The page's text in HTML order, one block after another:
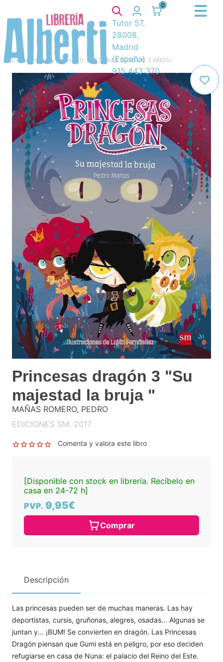
0
Tutor 57.
28008,
Madrid
(España)
915 443 370
Libros Infantil y juvenil 10. LECTURAS DESDE 6-7 AÑOS/
Princesas dragón 3 "Su
majestad la bruja "
MAÑAS ROMERO, PEDRO
EDICIONES SM. 2017
Comenta y valora este libro
[Disponible con stock en librería. Recíbelo en
casa en 24-72 h]
PVP. 9,95€
Comprar
Descripción
Las princesas pueden ser de muchas maneras. Las hay
deportistas, cursis, gruñonas, alegres, osadas... Algunas se
juntan y... ¡BUM! Se convierten en dragón. Las Princesas
Dragón piensan que Gumi está en peligro, por eso deciden
refugiarse en casa de Nuna: el palacio del Reino del Este.